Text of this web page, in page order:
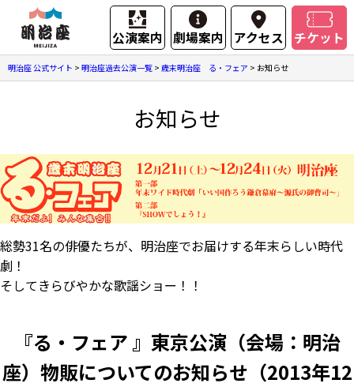
公演案内 劇場案内 アクセス チケット
明治座 公式サイト > 明治座過去公演一覧 > 歳末明治座 る・フェア > お知らせ
お知らせ
総勢31名の俳優たちが、明治座でお届けする年末らしい時代
劇！
そしてきらびやかな歌謡ショー！！
『る・フェア 』東京公演（会場：明治
座）物販についてのお知らせ（2013年12